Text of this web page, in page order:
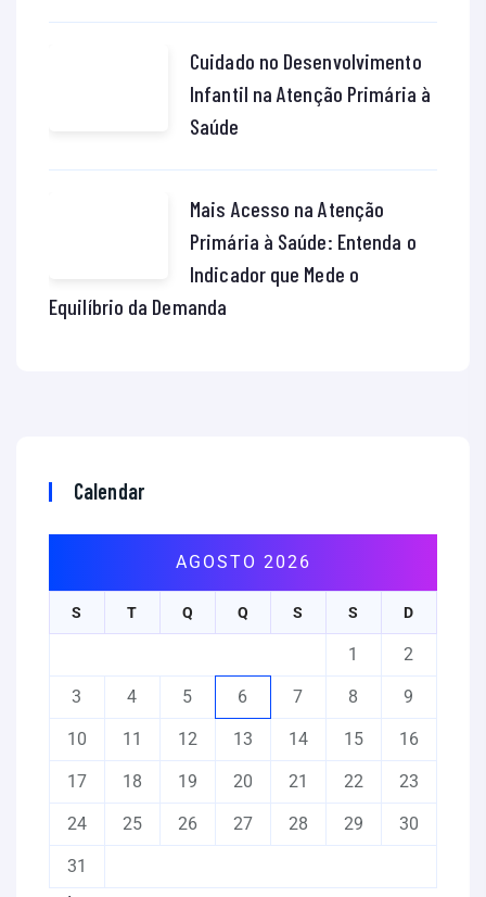
Cuidado no Desenvolvimento
Infantil na Atenção Primária à
Saúde
Mais Acesso na Atenção
Primária à Saúde: Entenda o
Indicador que Mede o
Equilíbrio da Demanda
Calendar
AGOSTO 2026
S T Q Q S S D
1 2
3 4 5 6 7 8 9
10 11 12 13 14 15 16
17 18 19 20 21 22 23
24 25 26 27 28 29 30
31